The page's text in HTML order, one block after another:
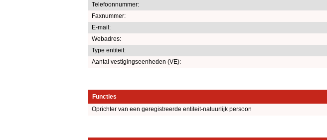
Telefoonnummer:
Faxnummer:
E-mail:
Webadres:
Type entiteit:
Aantal vestigingseenheden (VE):
Functies
Oprichter van een geregistreerde entiteit-natuurlijk persoon